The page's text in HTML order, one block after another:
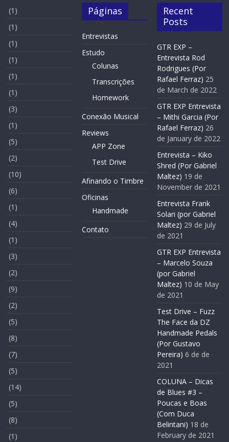
(1)
(1)
(1)
(1)
(1)
(1)
(3)
(1)
(5)
(2)
(10)
(6)
(1)
(4)
(1)
(3)
(2)
(9)
(2)
(5)
(8)
(7)
(5)
(14)
(5)
(8)
(1)
Páginas
Entrevistas
Estudo
Colunas
Transcrições
Homework
Conexão Musical
Reviews
APP Zone
Test Drive
Afinando o Timbre
Oficinas
Handmade
Contato
Recent
Posts
GTR EXP –
Entrevista Rod
Rodrigues (Por
Rafael Ferraz) 25
de March de 2022
GTR EXP Entrevista
– Mithi Garcia (Por
Rafael Ferraz) 26
de January de 2022
Entrevista – Kiko
Shred (Por Gabriel
Maltez) 19 de
November de 2021
Entrevista Frank
Solari (por Gabriel
Maltez) 29 de July
de 2021
GTR EXP Entrevista
– Marcelo Souza
(por Gabriel
Maltez) 10 de May
de 2021
Test Drive – Fuzz
The Face da DZ
Handmade Pedals
(Por Gustavo
Pereira) 6 de de
2021
COLUNA – Dicas
de Blues #3 –
Poucas e Boas
(Com Duca
Belintani) 18 de
February de 2021